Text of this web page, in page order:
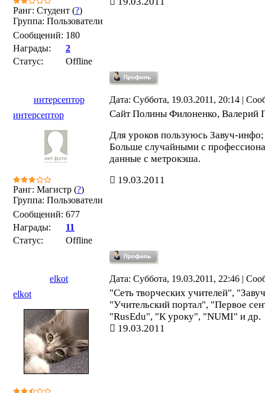
Ранг: Студент (?)
Группа: Пользователи
Сообщений: 180
Награды:
2
Статус:
Offline
интерсептор
Дата: Суббота, 19.03.2011, 20:14 |
интерсептор
Ранг: Магистр (?)
Группа: Пользователи
Сообщений: 677
Награды:
11
Статус:
Offline
Сайт Полины Филоненко, Валерий
Для уроков пользуюсь Завуч-инфо;
Больше случайными с
данные с метрокэша.
19.03.2011
elkot
Дата: Суббота, 19.03.2011, 22:46 |
elkot
"Сеть творческих учителей",
"Учительский портал", "Первое
"RusEdu", "К уроку", "NUMI" и др.
19.03.2011